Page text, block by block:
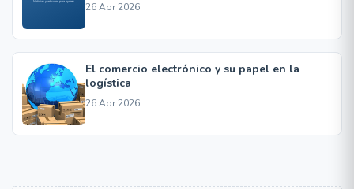
26 Apr 2026
El comercio electrónico y su papel en la
logística
26 Apr 2026